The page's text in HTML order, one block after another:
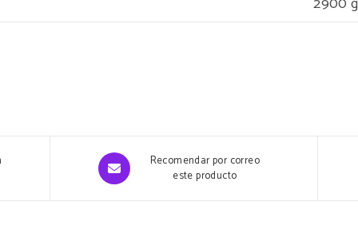
Opens
in
Recomendar por correo
este producto